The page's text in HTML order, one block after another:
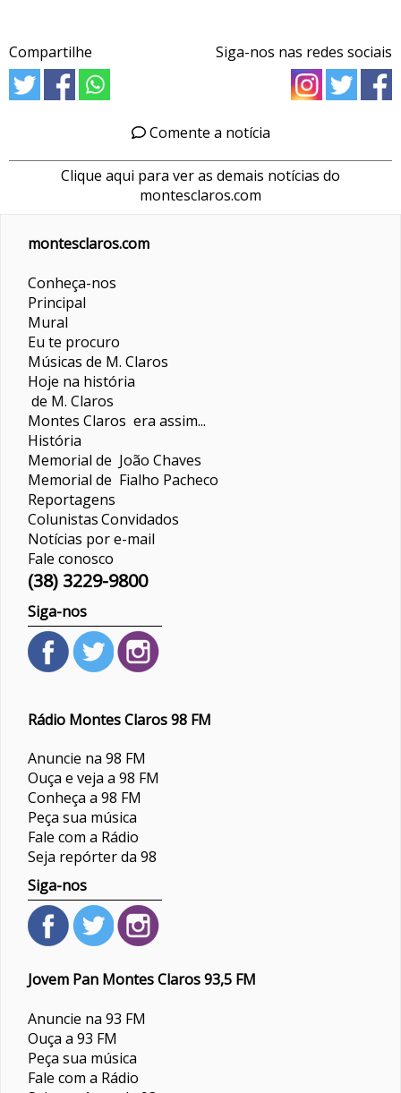
Compartilhe Siga-nos nas redes sociais
Comente a notícia
Clique aqui para ver as demais notícias do
montesclaros.com
montesclaros.com
Conheça-nos
Principal
Mural
Eu te procuro
Músicas de M. Claros
Hoje na história
de M. Claros
Montes Claros era assim...
História
Memorial de João Chaves
Memorial de Fialho Pacheco
Reportagens
ColunistasConvidados
Notícias por e-mail
Fale conosco
(38) 3229-9800
Siga-nos
Rádio Montes Claros 98 FM
Anuncie na 98 FM
Ouça e veja a 98 FM
Conheça a 98 FM
Peça sua música
Fale com a Rádio
Seja repórter da 98
Siga-nos
Jovem Pan Montes Claros 93,5 FM
Anuncie na 93 FM
Ouça a 93 FM
Peça sua música
Fale com a Rádio